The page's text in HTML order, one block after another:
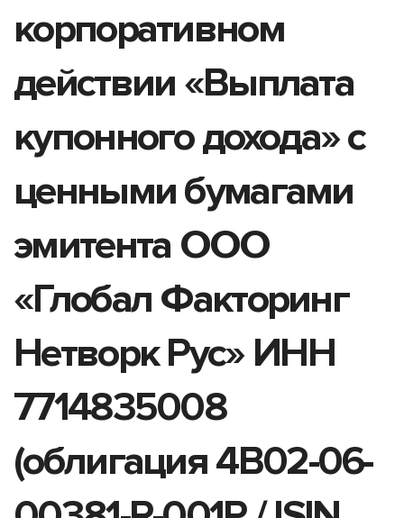
корпоративном
действии «Выплата
купонного дохода» с
ценными бумагами
эмитента ООО
«Глобал Факторинг
Нетворк Рус» ИНН
7714835008
(облигация 4B02-06-